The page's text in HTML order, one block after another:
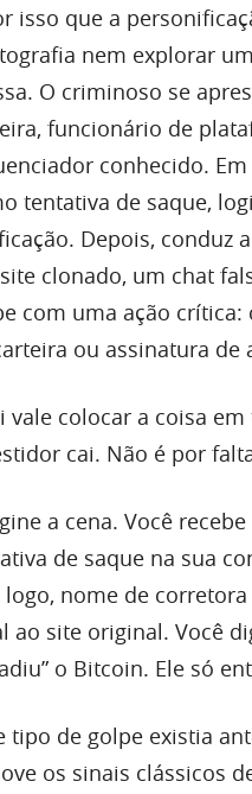
isso que a
nem explorar
O criminoso se
funcionário de
conhecido.
tentativa de saque,
Depois, conduz
clonado, um chat
com uma ação
ou assinatura de
vale colocar a coisa
cai. Não é por
a cena. Você
de saque na sua
nome de
ao site original. Você
o Bitcoin. Ele só
tipo de golpe existia
os sinais clássicos